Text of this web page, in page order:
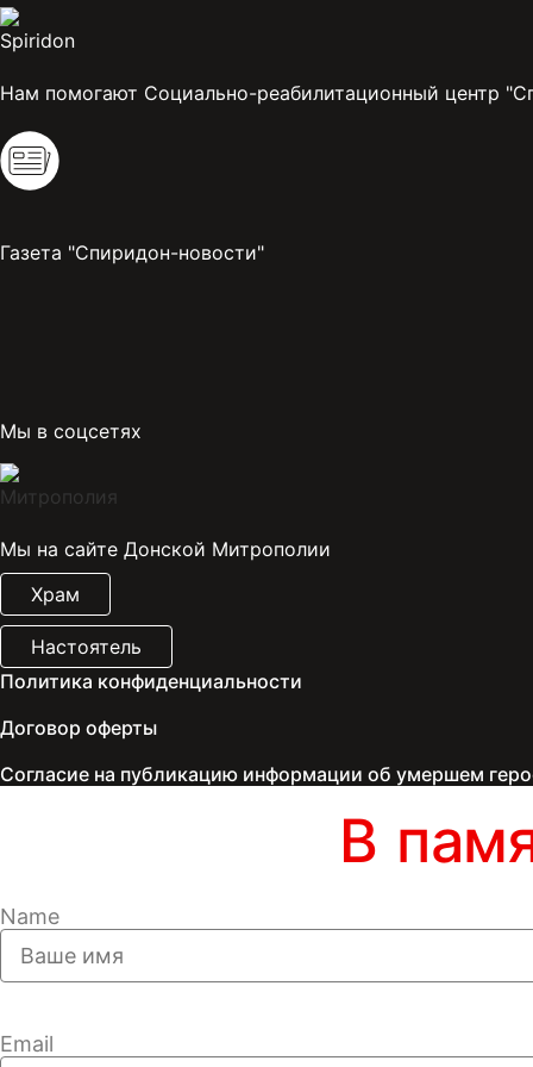
Нам помогают Социально-реабилитационный центр
Газета "Спиридон-новости"
Мы в соцсетях
Мы на сайте Донской Митрополии
Храм
Настоятель
Политика конфиденциальности
Договор оферты
Согласие на публикацию информации об умершем
В
Name
Email